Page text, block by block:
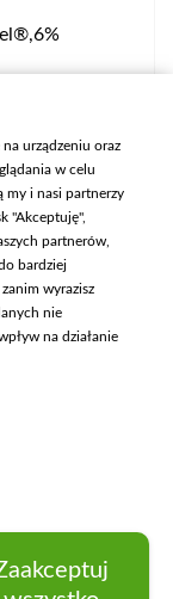
urządzeniu oraz
w celu
my i nasi partnerzy
"Akceptuję",
partnerów,
bardziej
wyrazisz
nie
na działanie
oraz